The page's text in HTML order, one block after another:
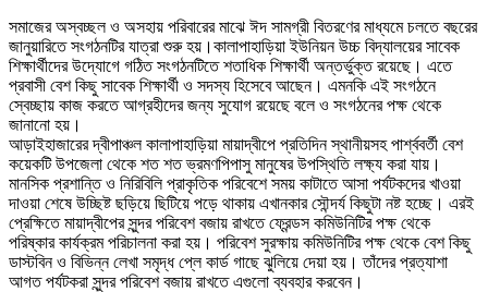
সমাজের অস্বচ্ছল ও অসহায় পরিবারের মাঝে ঈদ সামগ্রী বিতরণের মাধ্যমে চলতে বছরের
জানুয়ারিতে সংগঠনটির যাত্রা শুরু হয়।কালাপাহাড়িয়া ইউনিয়ন উচ্চ বিদ্যালয়ের সাবেক
শিক্ষার্থীদের উদ্যোগে গঠিত সংগঠনটিতে শতাধিক শিক্ষার্থী অন্তর্ভুক্ত রয়েছে। এতে
প্রবাসী বেশ কিছু সাবেক শিক্ষার্থী ও সদস্য হিসেবে আছেন। এমনকি এই সংগঠনে
স্বেচ্ছায় কাজ করতে আগ্রহীদের জন্য সুযোগ রয়েছে বলে ও সংগঠনের পক্ষ থেকে
জানানো হয়।
আড়াইহাজারের দ্বীপাঞ্চল কালাপাহাড়িয়া মায়াদ্বীপে প্রতিদিন স্থানীয়সহ পার্শ্ববর্তী বেশ
কয়েকটি উপজেলা থেকে শত শত ভ্রমণপিপাসু মানুষের উপস্থিতি লক্ষ্য করা যায়।
মানসিক প্রশান্তি ও নিরিবিলি প্রাকৃতিক পরিবেশে সময় কাটাতে আসা পর্যটকদের খাওয়া
দাওয়া শেষে উচ্ছিষ্ট ছড়িয়ে ছিটিয়ে পড়ে থাকায় এখানকার সৌন্দর্য কিছুটা নষ্ট হচ্ছে। এরই
প্রেক্ষিতে মায়াদ্বীপের সুন্দর পরিবেশ বজায় রাখতে ফ্রেন্ডস কমিউনিটির পক্ষ থেকে
পরিষ্কার কার্যক্রম পরিচালনা করা হয়। পরিবেশ সুরক্ষায় কমিউনিটির পক্ষ থেকে বেশ কিছু
ডাস্টবিন ও বিভিন্ন লেখা সমৃদ্ধ প্লে কার্ড গাছে ঝুলিয়ে দেয়া হয়। তাঁদের প্রত্যাশা
আগত পর্যটকরা সুন্দর পরিবেশ বজায় রাখতে এগুলো ব্যবহার করবেন।